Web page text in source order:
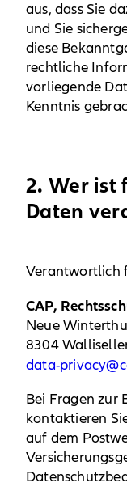
aus, dass Sie
und Sie
diese
rechtliche
vorliegende
Kenntnis
2. Wer ist
Daten
Verantwortlich
CAP,
Neue
8304
data-
Bei Fragen zur
kontaktieren
auf dem